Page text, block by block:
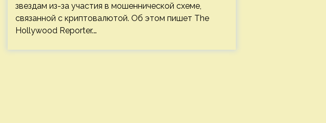
звездам из-за участия в мошеннической схеме,
связанной с криптовалютой. Об этом пишет The
Hollywood Reporter.…